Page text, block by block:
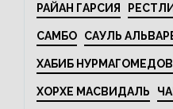
РАЙАН ГАРСИЯ
САМБО САУЛЬ
ХАБИБ НУРМАГОМЕДОВ
ХОРХЕ МАСВИДАЛЬ